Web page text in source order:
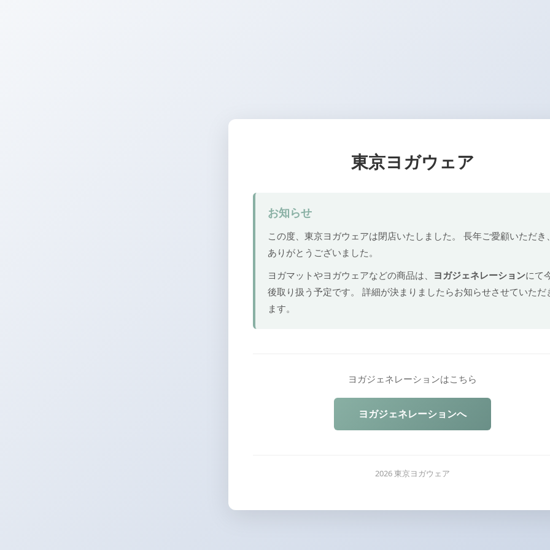
東京ヨガウェア
お知らせ
この度、東京ヨガウェアは閉店いたしました。 長年ご愛顧いただき
ありがとうございました。
ヨガマットやヨガウェアなどの商品は、 ヨガジェネレーションにて
後取り扱う予定です。 詳細が決まりましたらお知らせさせていただ
ます。
ヨガジェネレーションはこちら
ヨガジェネレーションへ
2026 東京ヨガウェア